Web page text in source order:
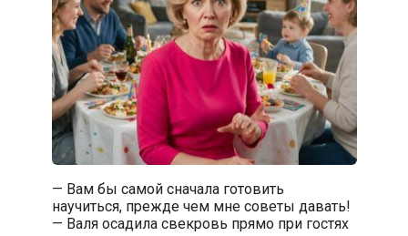
— Вам бы самой сначала готовить
научиться, прежде чем мне советы давать!
— Валя осадила свекровь прямо при гостях